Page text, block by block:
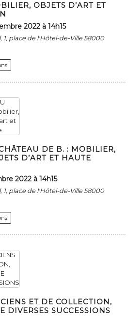
OBJETS D’ART ET
2022 à 14h15
1, place de l'Hôtel-de-Ville 58000
DE B. : MOBILIER,
D’ART ET HAUTE
2022 à 14h15
1, place de l'Hôtel-de-Ville 58000
ET DE COLLECTION,
DIVERSES SUCCESSIONS